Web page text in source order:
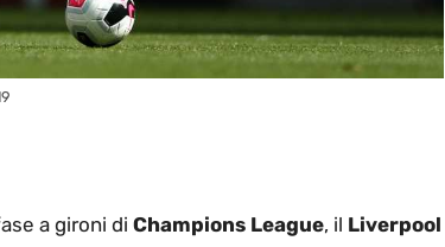
a gironi di Champions League, il Liverpool